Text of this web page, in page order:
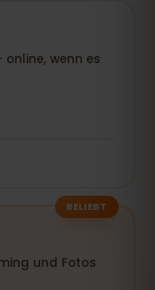
wenn es
BELIEBT
und Fotos